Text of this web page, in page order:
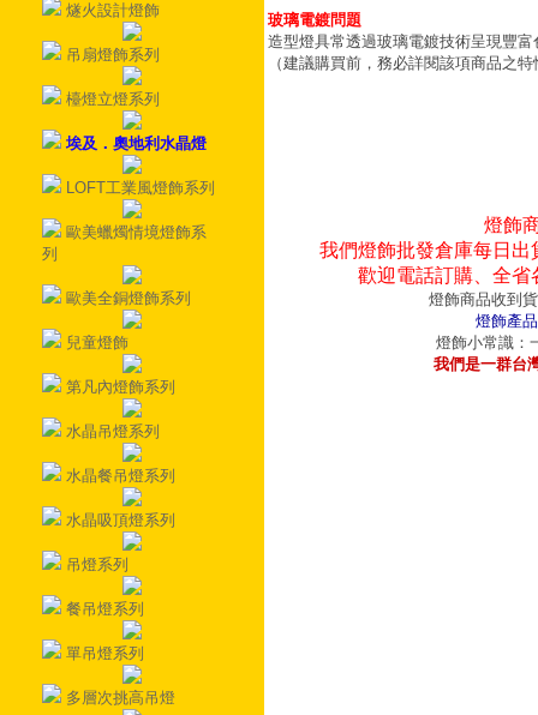
燧火設計燈飾
吊扇燈飾系列
檯燈立燈系列
埃及．奧地利水晶燈
LOFT工業風燈飾系列
歐美蠟燭情境燈飾系
列
歐美全銅燈飾系列
兒童燈飾
第凡內燈飾系列
水晶吊燈系列
水晶餐吊燈系列
水晶吸頂燈系列
吊燈系列
餐吊燈系列
單吊燈系列
多層次挑高吊燈
玻璃電鍍問題
造型燈具常透過玻璃電鍍技術呈現豐
（建議購買前，務必詳閱該項商品之
燈飾
我們燈飾批發倉庫每日
歡迎電話訂購、全
燈飾商品收到
燈飾產
燈飾小常識：
我們是一群台